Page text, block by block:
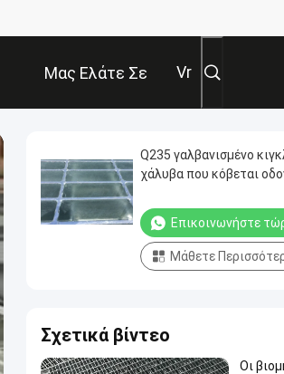
Μας Ελάτε Σε
Επαφή Με
Vr
Q235 γαλβανισμένο
χάλυβα που κόβεται
μηχανημάτων
Επικοινωνήστε
Μάθετε
Σχετικά βίντεο
Οι